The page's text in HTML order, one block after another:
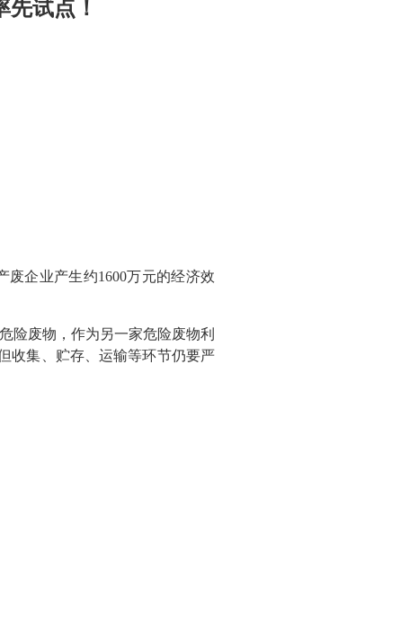
试点！
企业产生约1600万元的经济效
险废物，作为另一家危险废物利
收集、贮存、运输等环节仍要严